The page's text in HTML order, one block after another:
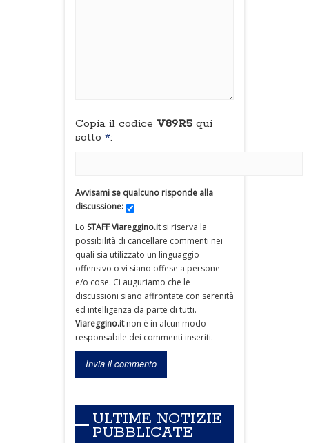
Copia il codice V89R5 qui
sotto *:
Avvisami se qualcuno risponde alla
discussione:
Lo STAFF Viareggino.itsi riserva la
possibilità di cancellare commenti nei
quali sia utilizzato un linguaggio
offensivo o vi siano offese a persone
e/o cose. Ci auguriamo che le
discussioni siano affrontate con serenità
ed intelligenza da parte di tutti.
Viareggino.itnon è in alcun modo
responsabile dei commenti inseriti.
ULTIME NOTIZIE
PUBBLICATE